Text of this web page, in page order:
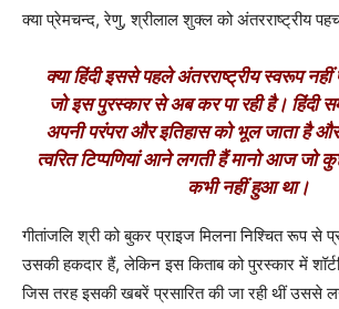
क्या प्रेमचन्द, रेणु, श्रीलाल शुक्ल को अंतरराष्ट्रीय
क्या हिंदी इससे पहले अंतरराष्ट्रीय स्वरूप नहीं
जो इस पुरस्कार से अब कर पा रही है। हिंदी
अपनी परंपरा और इतिहास को भूल जाता है
त्वरित टिप्पणियां आने लगती हैं मानो आज जो
कभी नहीं हुआ था।
गीतांजलि श्री को बुकर प्राइज मिलना निश्चित रूप से
उसकी हकदार हैं, लेकिन इस किताब को पुरस्कार में
जिस तरह इसकी खबरें प्रसारित की जा रही थीं उससे